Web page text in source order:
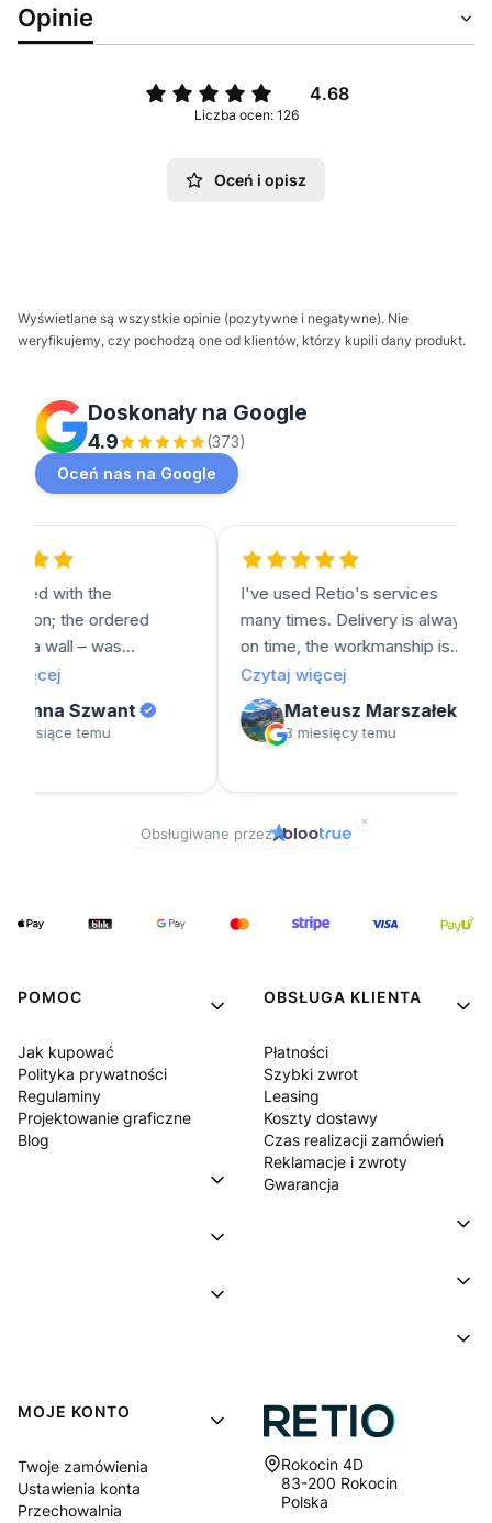
Opinie
4.68
Liczba ocen: 126
Oceń i opisz
Wyświetlane są wszystkie opinie (pozytywne i negatywne). Nie
weryfikujemy, czy pochodzą one od klientów, którzy kupili dany produkt.
POMOC
Jak kupować
Polityka prywatności
Regulaminy
Projektowanie graficzne
Blog
OBSŁUGA KLIENTA
Płatności
Szybki zwrot
Leasing
Koszty dostawy
Czas realizacji zamówień
Reklamacje i zwroty
Gwarancja
MOJE KONTO
Twoje zamówienia
Ustawienia konta
Przechowalnia
Adres:
Rokocin 4D
83-200 Rokocin
Polska